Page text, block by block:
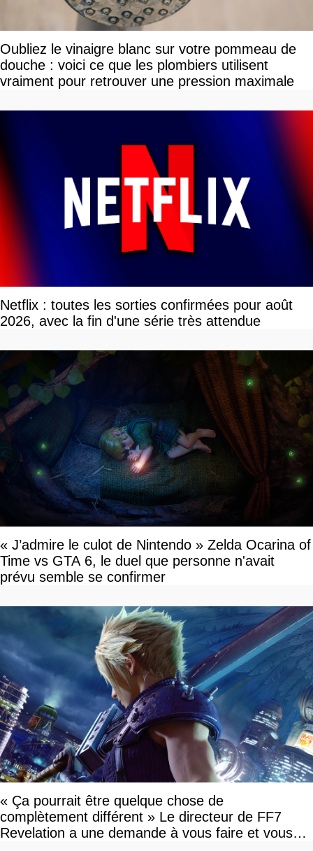
Oubliez le vinaigre blanc sur votre pommeau de
douche : voici ce que les plombiers utilisent
vraiment pour retrouver une pression maximale
Netflix : toutes les sorties confirmées pour août
2026, avec la fin d'une série très attendue
« J’admire le culot de Nintendo » Zelda Ocarina of
Time vs GTA 6, le duel que personne n'avait
prévu semble se confirmer
« Ça pourrait être quelque chose de
complètement différent » Le directeur de FF7
Revelation a une demande à vous faire et vous